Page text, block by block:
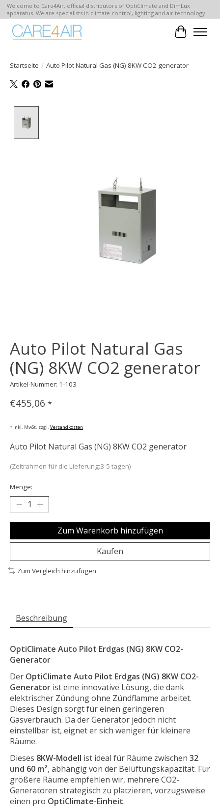
Welcome to Care4Air, official distributors of OptiClimate and DimLux
apparatus. We are specialists in climate control, lighting and air technology.
Ihr
Startseite / Auto Pilot Natural Gas (NG) 8KW CO2 generator
Auto Pilot Natural Gas
(NG) 8KW CO2 generator
Artikel-Nummer: 1-103
€455,06 *
* Inkl. MwSt. zzgl. Versandkosten
Auto Pilot Natural Gas (NG) 8KW CO2 generator
(Zeitrahmen für die Lieferung:3-5 tagen)
Menge:
Zum Warenkorb hinzufügen
Kaufen
Zum Vergleich hinzufügen
Beschreibung
OptiClimate Auto Pilot Erdgas (NG) 8KW CO2-
Generator
Der OptiClimate Auto Pilot Erdgas (NG) 8KW CO2-
Generator ist eine innovative Lösung, die dank
elektrischer Zündung ohne Zündflamme arbeitet.
Dieses Design sorgt für einen geringeren
Gasverbrauch. Da der Generator jedoch nicht
einstellbar ist, eignet er sich weniger für kleinere
Räume.
Dieses 8KW-Modell ist ideal für Räume zwischen 32
und 60 m², abhängig von der Belüftungskapazität. Für
größere Räume empfehlen wir, mehrere CO2-
Generatoren strategisch zu platzieren, vorzugsweise
einen pro OptiClimate-Einheit.